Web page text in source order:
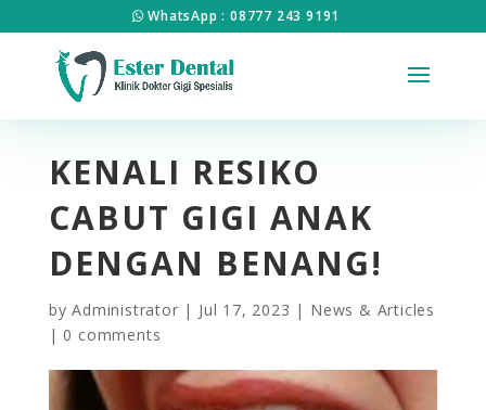
WhatsApp : 08777 243 9191
KENALI RESIKO
CABUT GIGI ANAK
DENGAN BENANG!
byAdministrator | Jul 17, 2023 | News & Articles
| 0 comments